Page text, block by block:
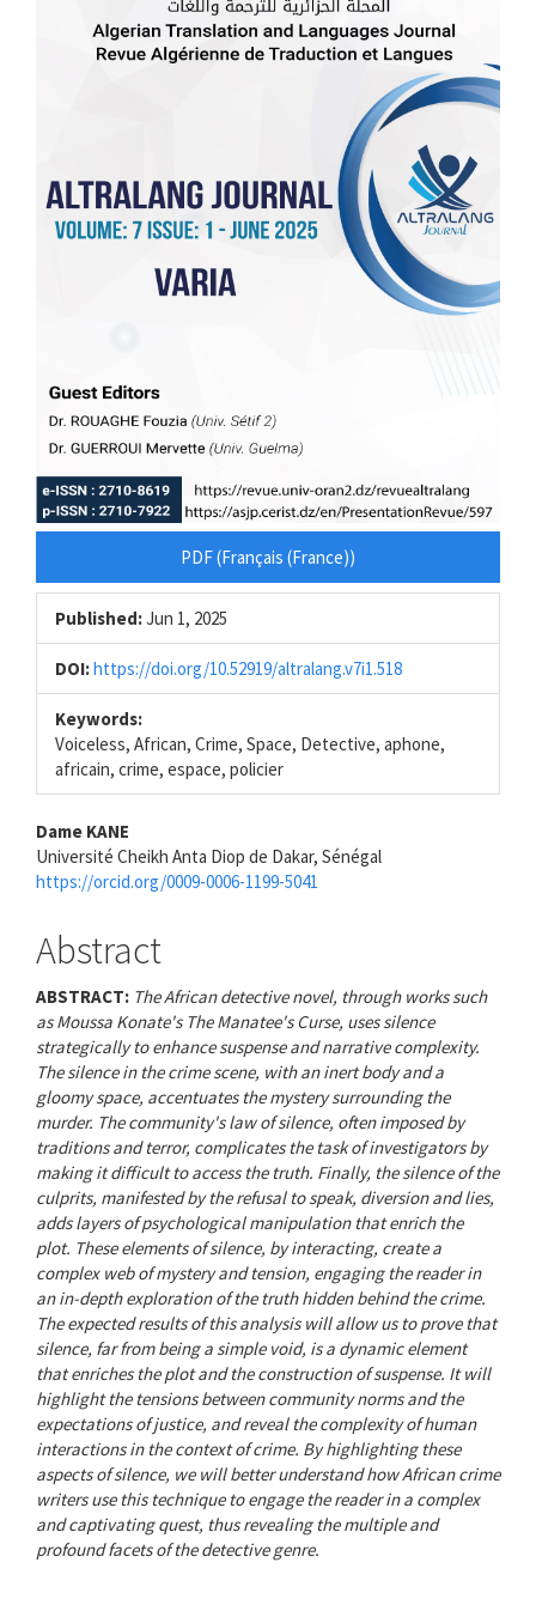
PDF (Français (France))
Published:Jun 1, 2025
DOI:https://doi.org/10.52919/altralang.v7i1.518
Keywords:
Voiceless, African, Crime, Space, Detective, aphone,
africain, crime, espace, policier
Main
Article
Dame KANE
Université Cheikh Anta Diop de Dakar, Sénégal
https://orcid.org/0009-0006-1199-5041
Abstract
ABSTRACT: The African detective novel, through works such
as Moussa Konate's The Manatee's Curse, uses silence
strategically to enhance suspense and narrative complexity.
The silence in the crime scene, with an inert body and a
gloomy space, accentuates the mystery surrounding the
murder. The community's law of silence, often imposed by
traditions and terror, complicates the task of investigators by
making it difficult to access the truth. Finally, the silence of the
culprits, manifested by the refusal to speak, diversion and lies,
adds layers of psychological manipulation that enrich the
plot. These elements of silence, by interacting, create a
complex web of mystery and tension, engaging the reader in
an in-depth exploration of the truth hidden behind the crime.
The expected results of this analysis will allow us to prove that
silence, far from being a simple void, is a dynamic element
that enriches the plot and the construction of suspense. It will
highlight the tensions between community norms and the
expectations of justice, and reveal the complexity of human
interactions in the context of crime. By highlighting these
aspects of silence, we will better understand how African crime
writers use this technique to engage the reader in a complex
and captivating quest, thus revealing the multiple and
profound facets of the detective genre.